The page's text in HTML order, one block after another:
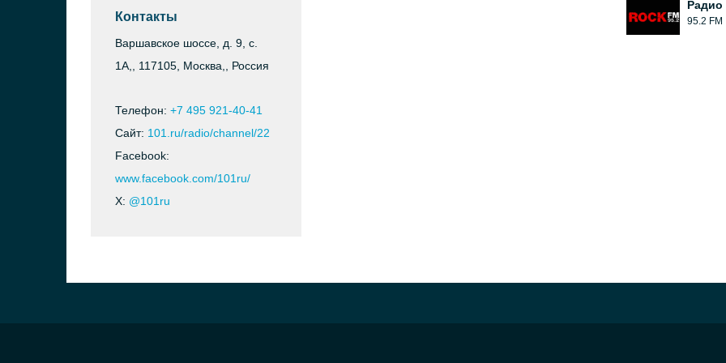
Контакты
Варшавское шоссе, д. 9, с.
1А,, 117105, Москва,, Россия
Телефон: +7 495 921-40-41
Сайт: 101.ru/radio/channel/22
Facebook:
www.facebook.com/101ru/
X: @101ru
Радио
95.2 FM